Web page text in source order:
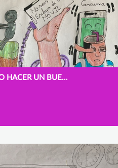
¿CÓMO PUEDO HACER UN BUEN USO DE LA TECNOLOGÍA?